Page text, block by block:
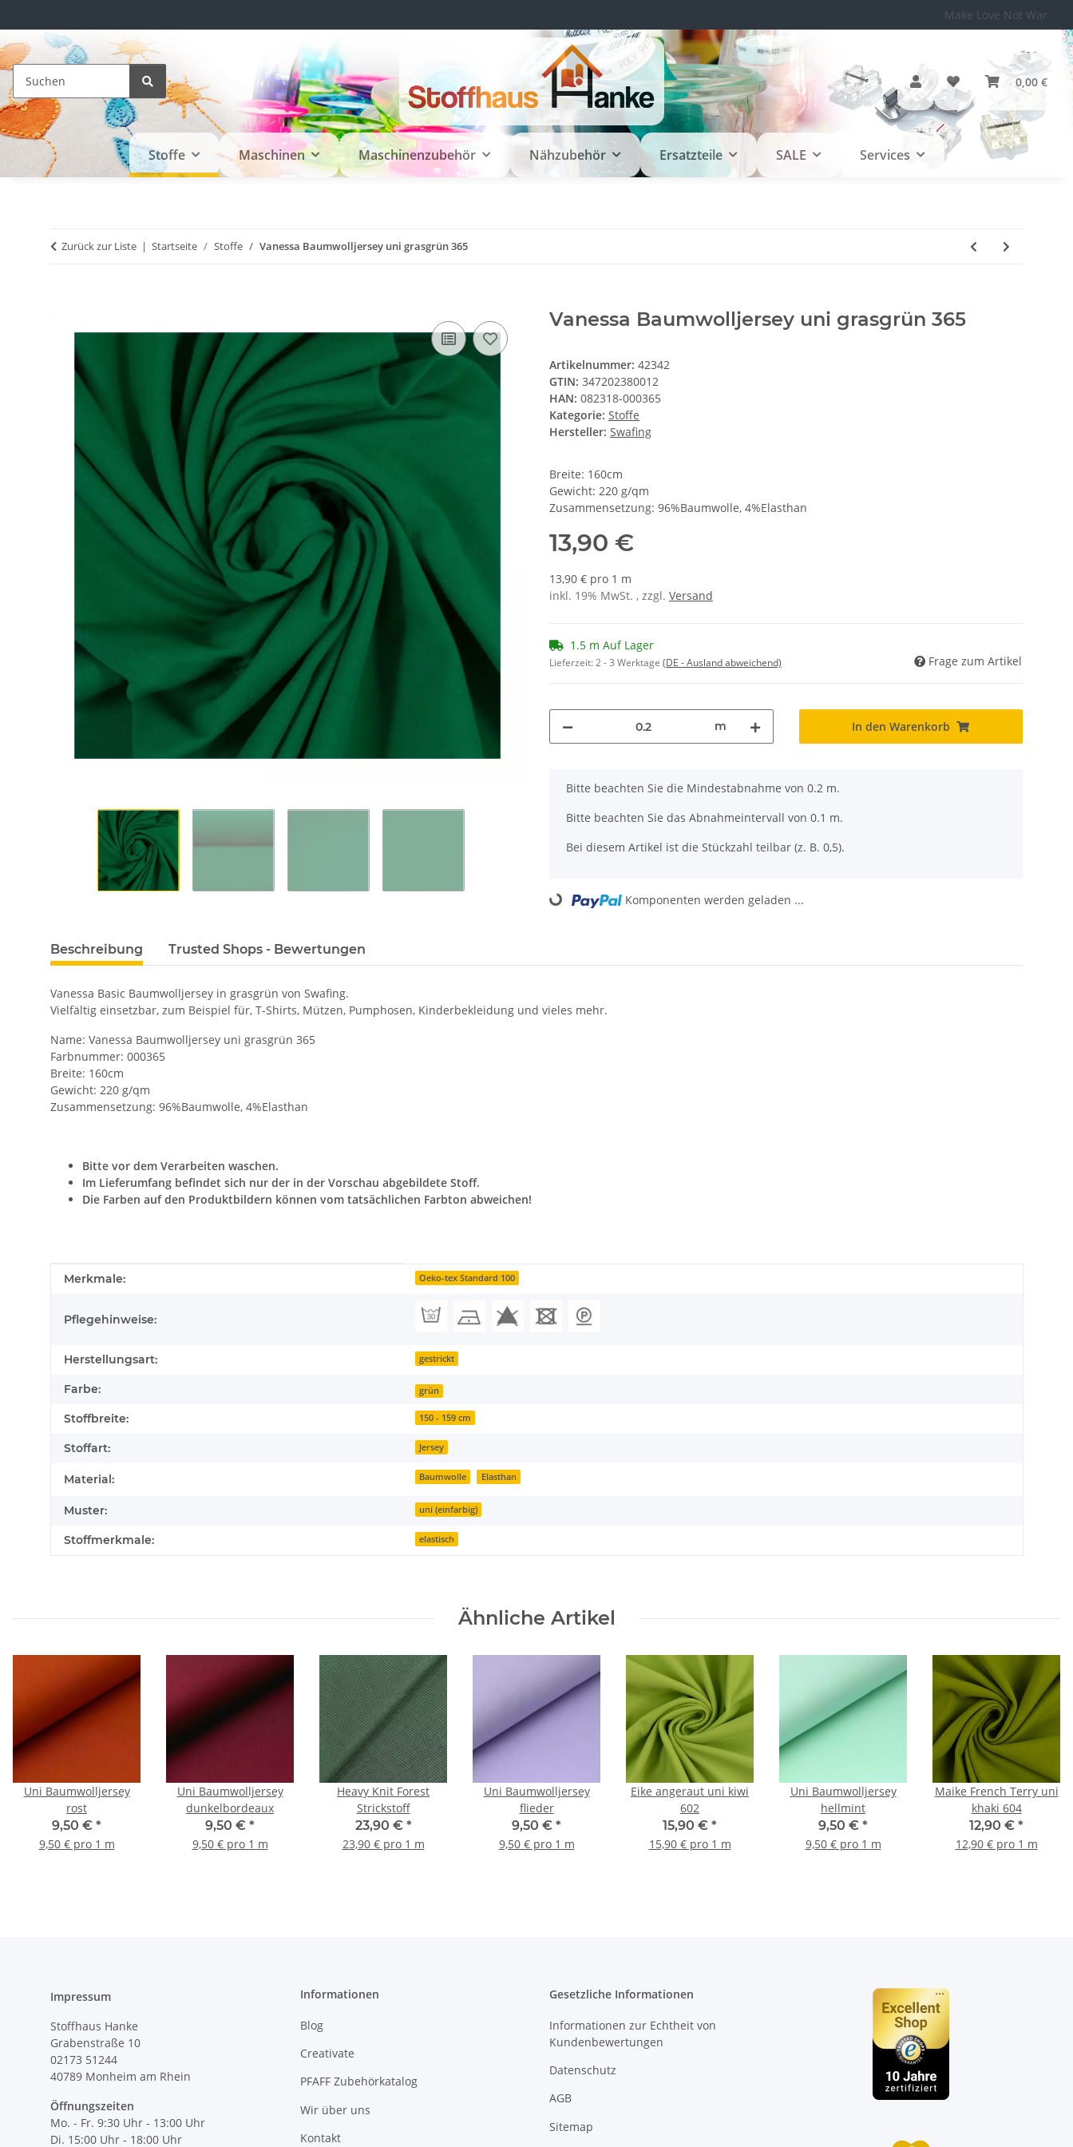
Make Love Not War
0,00 €
Stoffe Maschinen Maschinenzubehör Nähzubehör Ersatzteile SALE Services
Zurück zur Liste Startseite Stoffe Vanessa Baumwolljersey uni grasgrün 365
Vanessa Baumwolljersey uni grasgrün 365
Artikelnummer: 42342
GTIN: 347202380012
HAN: 082318-000365
Kategorie: Stoffe
Hersteller: Swafing
Breite: 160cm
Gewicht: 220 g/qm
Zusammensetzung: 96%Baumwolle, 4%Elasthan
13,90 €
13,90 € pro 1 m
inkl. 19% MwSt. , zzgl. Versand
1.5 m Auf Lager
Lieferzeit:2 - 3 Werktage (DE - Ausland abweichend) Frage zum Artikel
m In den Warenkorb
x
Bitte beachten Sie die Mindestabnahme von 0.2 m.
Bitte beachten Sie das Abnahmeintervall von 0.1 m.
Bei diesem Artikel ist die Stückzahl teilbar (z. B. 0,5).
Loading... Komponenten werden geladen ...
Beschreibung Trusted Shops - Bewertungen
Vanessa Basic Baumwolljersey in grasgrün von Swafing.
Vielfältig einsetzbar, zum Beispiel für, T-Shirts, Mützen, Pumphosen, Kinderbekleidung und vieles mehr.
Name: Vanessa Baumwolljersey uni grasgrün 365
Farbnummer: 000365
Breite: 160cm
Gewicht: 220 g/qm
Zusammensetzung: 96%Baumwolle, 4%Elasthan
Bitte vor dem Verarbeiten waschen.
Im Lieferumfang befindet sich nur der in der Vorschau abgebildete Stoff.
Die Farben auf den Produktbildern können vom tatsächlichen Farbton abweichen!
Produkteigenschaft
Wert
Merkmale: Oeko-tex Standard 100
Pflegehinweise:
Herstellungsart: gestrickt
Farbe: grün
Stoffbreite: 150 - 159 cm
Stoffart: Jersey
Material: Baumwolle Elasthan
Muster: uni (einfarbig)
Stoffmerkmale: elastisch
Ähnliche Artikel
Uni Baumwolljersey
rost
9,50 € *
9,50 € pro 1 m
Uni Baumwolljersey
dunkelbordeaux
9,50 € *
9,50 € pro 1 m
Heavy Knit Forest
Strickstoff
23,90 € *
23,90 € pro 1 m
Uni Baumwolljersey
flieder
9,50 € *
9,50 € pro 1 m
Eike angeraut uni kiwi
602
15,90 € *
15,90 € pro 1 m
Uni Baumwolljersey
hellmint
9,50 € *
9,50 € pro 1 m
Maike French Terry uni
khaki 604
12,90 € *
12,90 € pro 1 m
Impressum
Stoffhaus Hanke
Grabenstraße 10
02173 51244
40789 Monheim am Rhein
Öffnungszeiten
Mo. - Fr. 9:30 Uhr - 13:00 Uhr
Di. 15:00 Uhr - 18:00 Uhr
Informationen
Blog
Creativate
PFAFF Zubehörkatalog
Wir über uns
Kontakt
Gesetzliche Informationen
Informationen zur Echtheit von
Kundenbewertungen
Datenschutz
AGB
Sitemap